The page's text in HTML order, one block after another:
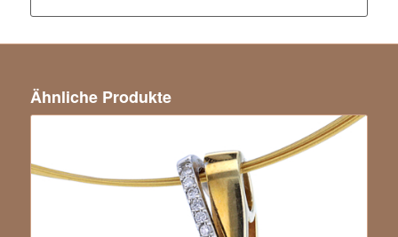
Ähnliche Produkte